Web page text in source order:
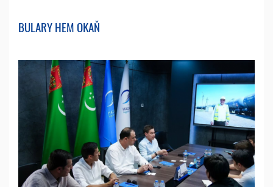
BULARY HEM OKAŇ